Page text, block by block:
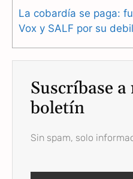
La cobardía se paga:
Vox y SALF por su
Suscríbase
boletín
Sin spam, solo